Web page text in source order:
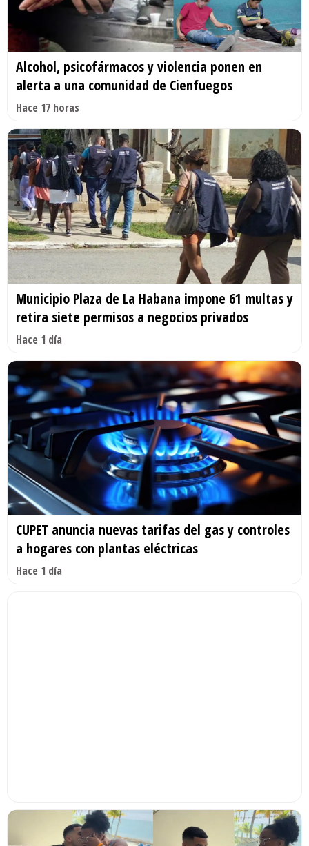
Alcohol, psicofármacos y violencia ponen en
alerta a una comunidad de Cienfuegos
Hace 17 horas
Municipio Plaza de La Habana impone 61 multas y
retira siete permisos a negocios privados
Hace 1 día
CUPET anuncia nuevas tarifas del gas y controles
a hogares con plantas eléctricas
Hace 1 día